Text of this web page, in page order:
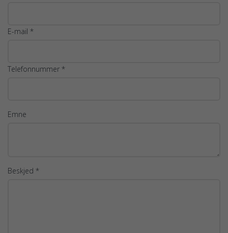
E-mail *
Telefonnummer *
Emne
Beskjed *